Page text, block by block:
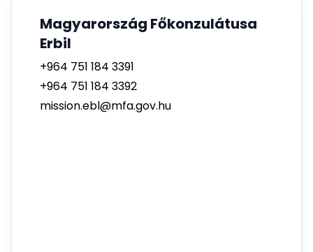
Magyarország Főkonzulátusa
Erbil
+964 751 184 3391
+964 751 184 3392
mission.ebl@mfa.gov.hu